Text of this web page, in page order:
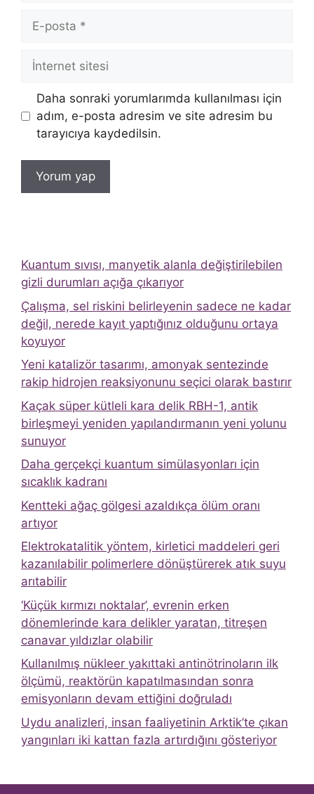
posta
İnternet
sitesi
Daha sonraki yorumlarımda kullanılması için
adım, e-posta adresim ve site adresim bu
tarayıcıya kaydedilsin.
Kuantum sıvısı, manyetik alanla değiştirilebilen
gizli durumları açığa çıkarıyor
Çalışma, sel riskini belirleyenin sadece ne kadar
değil, nerede kayıt yaptığınız olduğunu ortaya
koyuyor
Yeni katalizör tasarımı, amonyak sentezinde
rakip hidrojen reaksiyonunu seçici olarak bastırır
Kaçak süper kütleli kara delik RBH-1, antik
birleşmeyi yeniden yapılandırmanın yeni yolunu
sunuyor
Daha gerçekçi kuantum simülasyonları için
sıcaklık kadranı
Kentteki ağaç gölgesi azaldıkça ölüm oranı
artıyor
Elektrokatalitik yöntem, kirletici maddeleri geri
kazanılabilir polimerlere dönüştürerek atık suyu
arıtabilir
‘Küçük kırmızı noktalar’, evrenin erken
dönemlerinde kara delikler yaratan, titreşen
canavar yıldızlar olabilir
Kullanılmış nükleer yakıttaki antinötrinoların ilk
ölçümü, reaktörün kapatılmasından sonra
emisyonların devam ettiğini doğruladı
Uydu analizleri, insan faaliyetinin Arktik’te çıkan
yangınları iki kattan fazla artırdığını gösteriyor